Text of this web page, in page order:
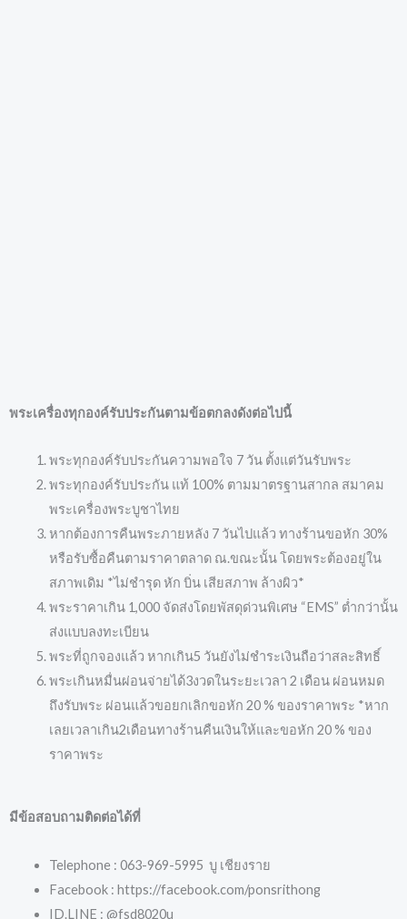
พระเครื่องทุกองค์รับประกันตามข้อตกลงดังต่อไปนี้
พระทุกองค์รับประกันความพอใจ 7 วัน ตั้งแต่วันรับพระ
พระทุกองค์รับประกัน แท้ 100% ตามมาตรฐานสากล สมาคม
พระเครื่องพระบูชาไทย
หากต้องการคืนพระภายหลัง 7 วันไปแล้ว ทางร้านขอหัก 30%
หรือรับซื้อคืนตามราคาตลาด ณ.ขณะนั้น โดยพระต้องอยู่ใน
สภาพเดิม *ไม่ชำรุด หัก บิ่น เสียสภาพ ล้างผิว*
พระราคาเกิน 1,000 จัดส่งโดยพัสดุด่วนพิเศษ “EMS” ต่ำกว่านั้น
ส่งแบบลงทะเบียน
พระที่ถูกจองแล้ว หากเกิน5 วันยังไม่ชำระเงินถือว่าสละสิทธิ์
พระเกินหมื่นผ่อนจ่ายได้3งวดในระยะเวลา 2 เดือน ผ่อนหมด
ถึงรับพระ ผ่อนแล้วขอยกเลิกขอหัก 20 % ของราคาพระ *หาก
เลยเวลาเกิน2เดือนทางร้านคืนเงินให้และขอหัก 20 % ของ
ราคาพระ
มีข้อสอบถามติดต่อได้ที่
Telephone : 063-969-5995 บู เชียงราย
Facebook : https://facebook.com/ponsrithong
ID.LINE : @fsd8020u